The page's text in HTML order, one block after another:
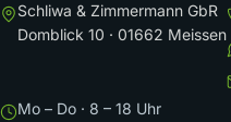
Schliwa & Zimmermann GbR
Domblick 10 · 01662 Meissen
Mo – Do · 8 – 18 Uhr